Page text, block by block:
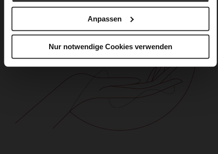
Anpassen
Nur notwendige Cookies verwenden